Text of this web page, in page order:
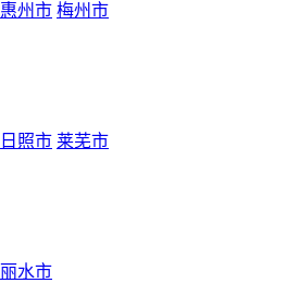
惠州市 梅州市
日照市 莱芜市
丽水市